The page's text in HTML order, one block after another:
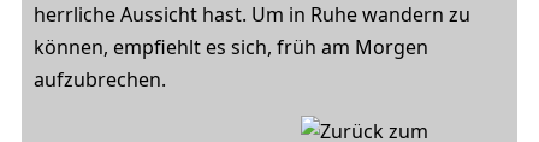
herrliche Aussicht hast. Um in Ruhe wandern zu
können, empfiehlt es sich, früh am Morgen
aufzubrechen.